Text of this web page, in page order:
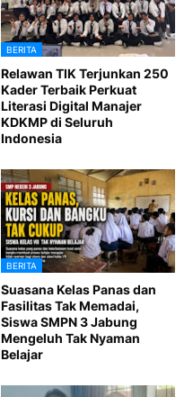
BERITA
Relawan TIK Terjunkan 250
Kader Terbaik Perkuat
Literasi Digital Manajer
KDKMP di Seluruh
Indonesia
BERITA
Suasana Kelas Panas dan
Fasilitas Tak Memadai,
Siswa SMPN 3 Jabung
Mengeluh Tak Nyaman
Belajar